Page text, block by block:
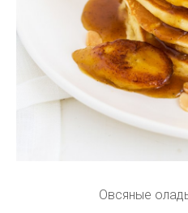
Овсяные